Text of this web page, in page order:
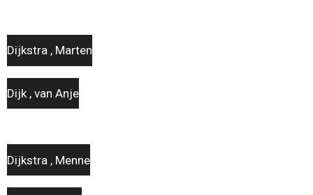
Dijkstra , Marten
Dijk , van Anje
Dijkstra , Menne